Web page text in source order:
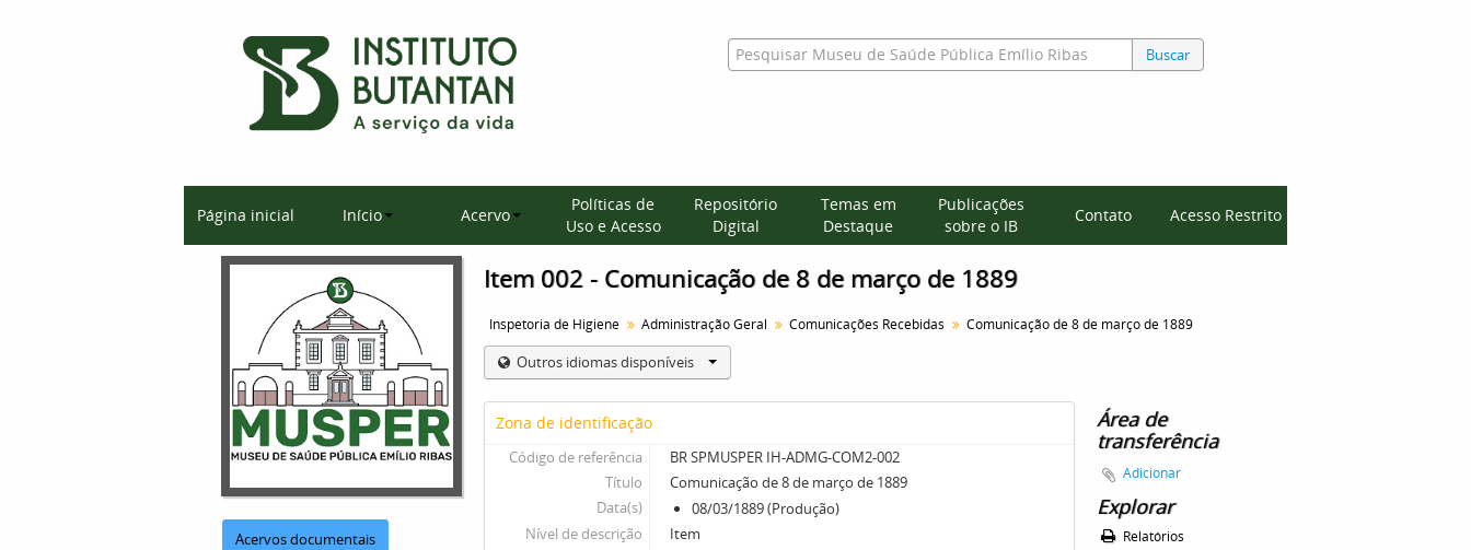
Buscar
Página inicial Início Acervo
Políticas de
Uso e Acesso
Repositório
Digital
Temas em
Destaque
Publicações
sobre o IB
Contato Acesso Restrito
Acervos documentais
Item 002 - Comunicação de 8 de março de 1889
Inspetoria de Higiene Administração Geral Comunicações Recebidas Comunicação de 8 de março de 1889
Outros idiomas disponíveis
Zona de identificação
Código de referência
BR SPMUSPER IH-ADMG-COM2-002
Título
Comunicação de 8 de março de 1889
Data(s)
08/03/1889 (Produção)
Nível de descrição
Item
Área de
transferência
Adicionar
Explorar
Relatórios